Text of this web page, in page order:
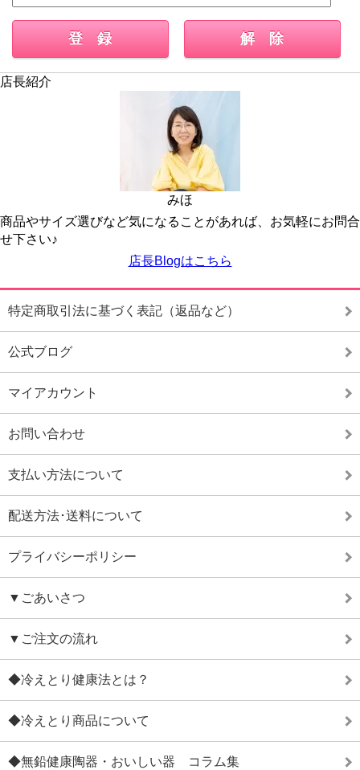
店長紹介
みほ
商品やサイズ選びなど気になることがあれば、お気軽にお問合
せ下さい♪
店長Blogはこちら
特定商取引法に基づく表記（返品など）
公式ブログ
マイアカウント
お問い合わせ
支払い方法について
配送方法･送料について
プライバシーポリシー
▼ごあいさつ
▼ご注文の流れ
◆冷えとり健康法とは？
◆冷えとり商品について
◆無鉛健康陶器・おいしい器 コラム集